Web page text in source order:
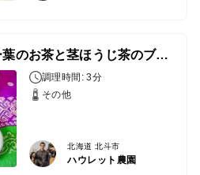
自然栽培ブルーベリー葉のお茶と茎ほうじ茶のブレンドティー
調理時間: 3分
その他
北海道 北斗市
ハウレット農園